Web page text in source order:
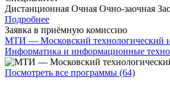
Дистанционная Очная Очно-заочная
Подробнее
Заявка в приёмную комиссию
МТИ — Московский технологический
Информатика и информационные
Посмотреть все программы (64)